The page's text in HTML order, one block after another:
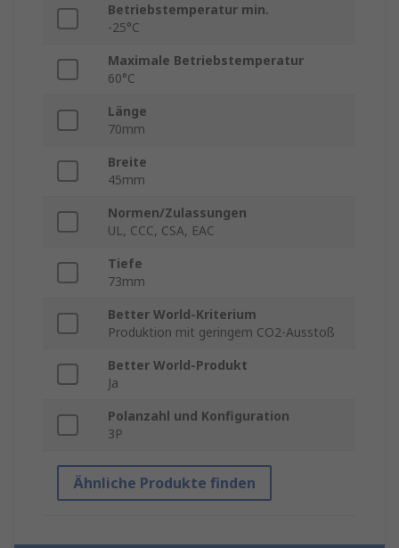
Betriebstemperatur min.
-25°C
Maximale Betriebstemperatur
60°C
Länge
70mm
Breite
45mm
Normen/Zulassungen
UL, CCC, CSA, EAC
Tiefe
73mm
Better World-Kriterium
Produktion mit geringem CO2-Ausstoß
Better World-Produkt
Ja
Polanzahl und Konfiguration
3P
Ähnliche Produkte finden